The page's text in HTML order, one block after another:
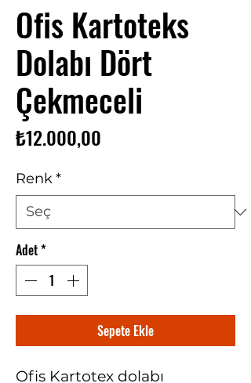
Ofis Kartoteks
Dolabı Dört
Çekmeceli
₺12.000,00
Renk*
Adet*
Sepete Ekle
Ofis Kartotex dolabı